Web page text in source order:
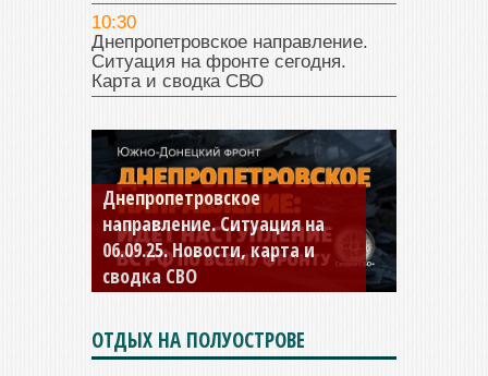
10:30
Днепропетровское направление.
Ситуация на фронте сегодня.
Карта и сводка СВО
Константиновское
направление. Ситуация на
04.09.25 Новости, карта и
сводка СВО
ОТДЫХ НА ПОЛУОСТРОВЕ